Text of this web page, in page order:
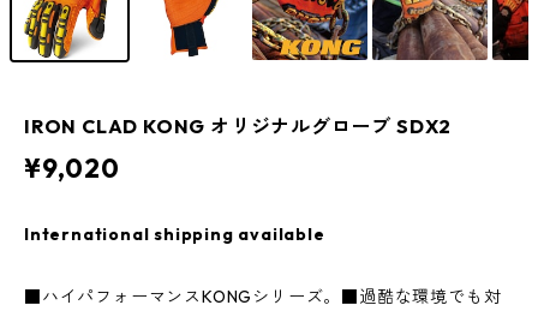
IRON CLAD KONG オリジナルグローブ SDX2
¥9,020
International shipping available
■ハイパフォーマンスKONGシリーズ。■過酷な環境でも対